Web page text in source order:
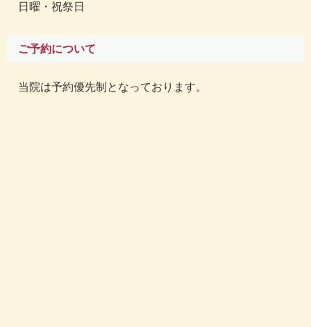
日曜・祝祭日
ご予約について
当院は予約優先制となっております。